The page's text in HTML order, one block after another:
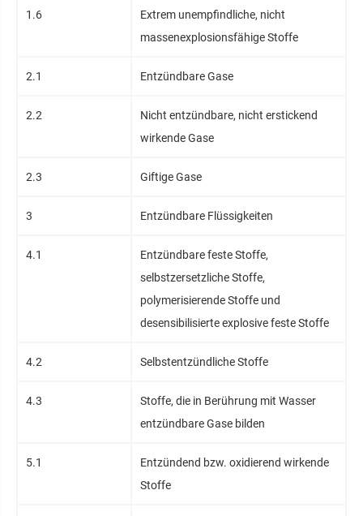
1.6
Extrem unempfindliche, nicht
massenexplosionsfähige Stoffe
2.1 Entzündbare Gase
2.2
Nicht entzündbare, nicht erstickend
wirkende Gase
2.3 Giftige Gase
3 Entzündbare Flüssigkeiten
4.1
Entzündbare feste Stoffe,
selbstzersetzliche Stoffe,
polymerisierende Stoffe und
desensibilisierte explosive feste Stoffe
4.2 Selbstentzündliche Stoffe
4.3
Stoffe, die in Berührung mit Wasser
entzündbare Gase bilden
5.1
Entzündend bzw. oxidierend wirkende
Stoffe